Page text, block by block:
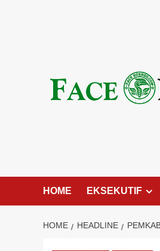
HOME EKSEKUTIF
HOME HEADLINE